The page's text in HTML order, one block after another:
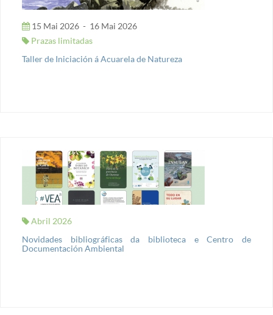
15 Mai 2026 - 16 Mai 2026
Prazas limitadas
Taller de Iniciación á Acuarela de Natureza
Abril 2026
Novidades bibliográficas da biblioteca e Centro de
Documentación Ambiental